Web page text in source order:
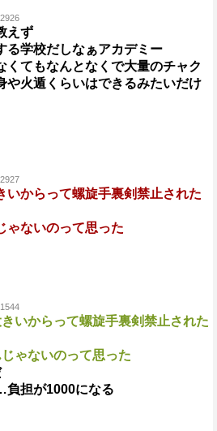
えず
る学校だしなぁアカデミー
くてもなんとなくで大量のチャク
や火遁くらいはできるみたいだけ
いからって螺旋手裏剣禁止された
ゃないのって思った
いからって螺旋手裏剣禁止された
ゃないのって思った
負担が1000になる